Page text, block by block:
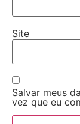
Site
Salvar meus
vez que eu